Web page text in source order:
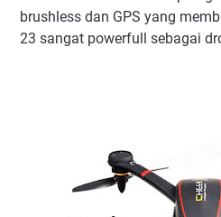
brushless dan GPS yang
23 sangat powerfull sebagai